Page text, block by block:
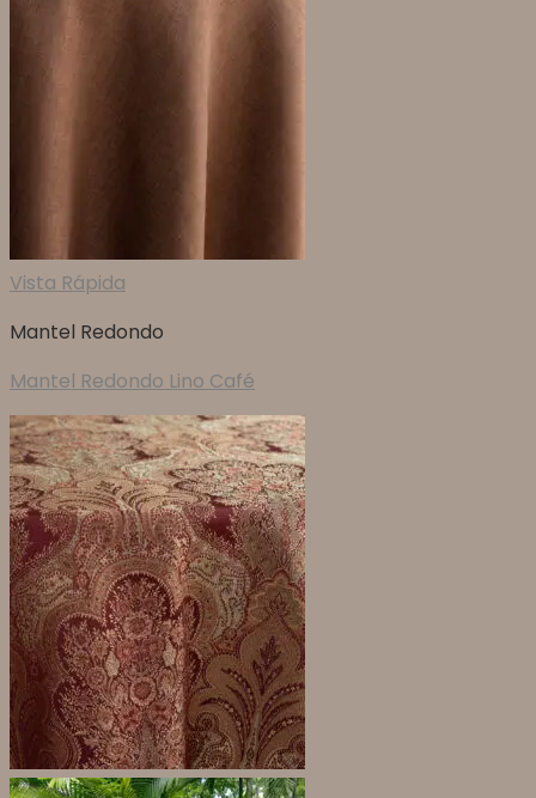
Vista Rápida
Mantel Redondo
Mantel Redondo Lino Café